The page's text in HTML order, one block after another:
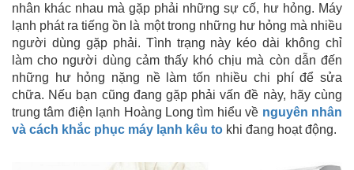
nhân khác nhau mà gặp phải những sự cố, hư hỏng. Máy
lạnh phát ra tiếng ồn là một trong những hư hỏng mà nhiều
người dùng gặp phải. Tình trạng này kéo dài không chỉ
làm cho người dùng cảm thấy khó chịu mà còn dẫn đến
những hư hỏng nặng nề làm tốn nhiều chi phí để sửa
chữa. Nếu bạn cũng đang gặp phải vấn đề này, hãy cùng
trung tâm điện lạnh Hoàng Long tìm hiểu về nguyên nhân
và cách khắc phục máy lạnh kêu to khi đang hoạt động.